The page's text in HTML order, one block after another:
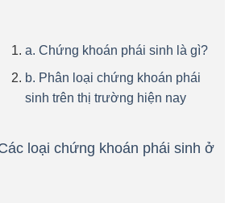
a. Chứng khoán phái sinh là gì?
b. Phân loại chứng khoán phái
sinh trên thị trường hiện nay
loại chứng khoán phái sinh ở